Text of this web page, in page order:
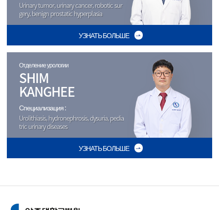
Urinary tumor, urinary cancer, robotic sur
gery, benign prostatic hyperplasia
УЗНАТЬ БОЛЬШЕ
Отделение урологии
SHIM
KANGHEE
Специализация :
Urolithiasis, hydronephrosis, dysuria, pedia
tric urinary diseases
УЗНАТЬ БОЛЬШЕ